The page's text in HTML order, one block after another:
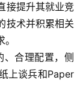
接提升其就业竞
技术并积累相关
合理配置，侧
上谈兵和Paper